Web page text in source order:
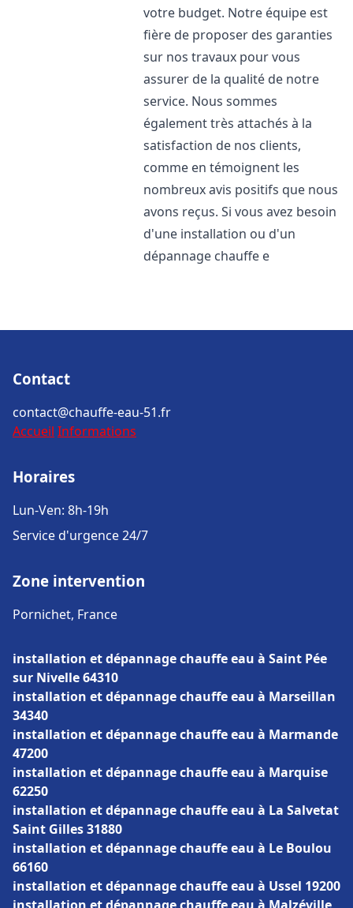
votre budget. Notre équipe est
fière de proposer des garanties
sur nos travaux pour vous
assurer de la qualité de notre
service. Nous sommes
également très attachés à la
satisfaction de nos clients,
comme en témoignent les
nombreux avis positifs que nous
avons reçus. Si vous avez besoin
d'une installation ou d'un
dépannage chauffe e
Contact
contact@chauffe-eau-51.fr
Accueil Informations
Horaires
Lun-Ven: 8h-19h
Service d'urgence 24/7
Zone intervention
Pornichet, France
installation et dépannage chauffe eau à Saint Pée
sur Nivelle 64310
installation et dépannage chauffe eau à Marseillan
34340
installation et dépannage chauffe eau à Marmande
47200
installation et dépannage chauffe eau à Marquise
62250
installation et dépannage chauffe eau à La Salvetat
Saint Gilles 31880
installation et dépannage chauffe eau à Le Boulou
66160
installation et dépannage chauffe eau à Ussel 19200